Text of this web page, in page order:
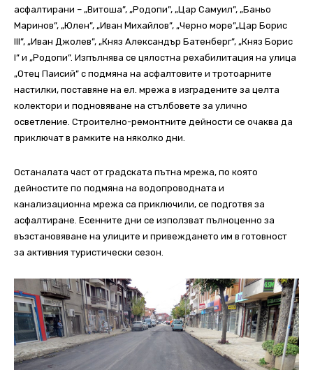
асфалтирани – „Витоша”, „Родопи”, „Цар Самуил”, „Баньо
Маринов”, „Юлен”, „Иван Михайлов”, „Черно море”„Цар Борис
III”, „Иван Джолев”, „Княз Александър Батенберг”, „Княз Борис
I” и „Родопи”. Изпълнява се цялостна рехабилитация на улица
„Отец Паисий” с подмяна на асфалтовите и тротоарните
настилки, поставяне на ел. мрежа в изградените за целта
колектори и подновяване на стълбовете за улично
осветление. Строително-ремонтните дейности се очаква да
приключат в рамките на няколко дни.
Останалата част от градската пътна мрежа, по която
дейностите по подмяна на водопроводната и
канализационна мрежа са приключили, се подготвя за
асфалтиране. Есенните дни се използват пълноценно за
възстановяване на улиците и привеждането им в готовност
за активния туристически сезон.